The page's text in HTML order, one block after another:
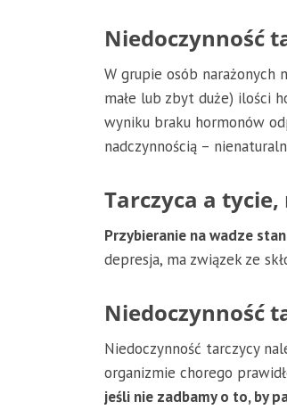
Niedoczynność
W grupie osób narażonych
małe lub zbyt duże) ilości
wyniku braku hormonów
nadczynnością –
Tarczyca a
Przybieranie na wadze
depresja, ma związek ze
Niedoczynność
Niedoczynność tarczycy
organizmie chorego
jeśli nie zadbamy o to, by